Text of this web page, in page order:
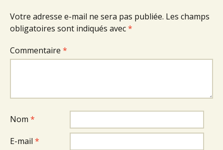
Votre adresse e-mail ne sera pas publiée. Les champs
obligatoires sont indiqués avec*
Commentaire *
Nom *
E-mail *